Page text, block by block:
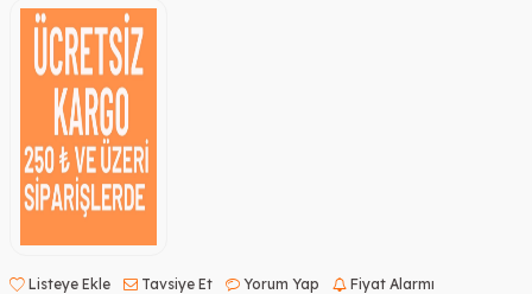
Listeye Ekle Tavsiye Et Yorum Yap
Fiyat Alarmı